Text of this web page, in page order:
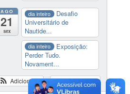
AGO
21
sex
dia inteiro
Desafio
Universitário de
Nautide...
dia inteiro
Exposição:
Perder Tudo.
Novament...
Ver calendário
Adicionar